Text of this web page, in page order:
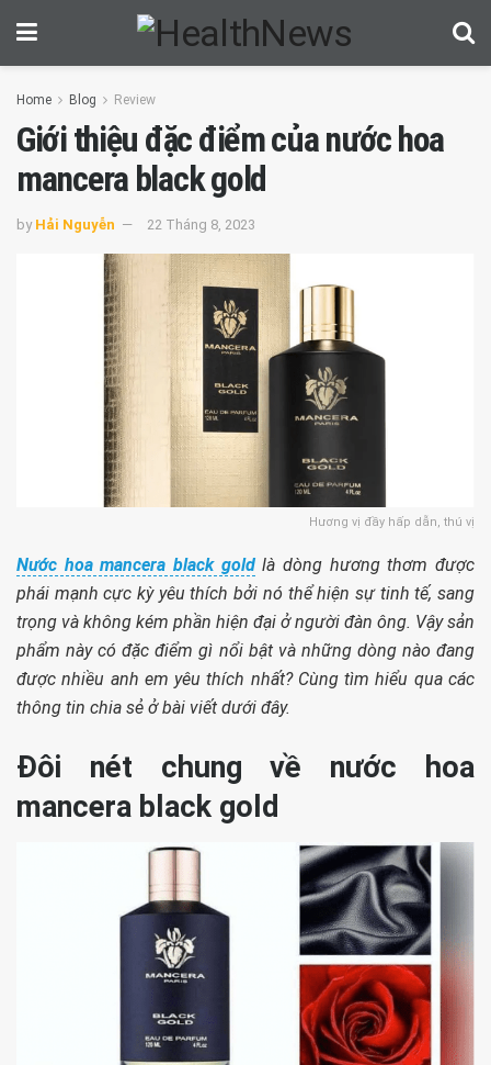
Home Blog Review
Giới thiệu đặc điểm của nước hoa
mancera black gold
by Hải Nguyễn 22 Tháng 8, 2023
Hương vị đầy hấp dẫn, thú vị
Nước hoa mancera black goldlà dòng hương thơm được
phái mạnh cực kỳ yêu thích bởi nó thể hiện sự tinh tế, sang
trọng và không kém phần hiện đại ở người đàn ông. Vậy sản
phẩm này có đặc điểm gì nổi bật và những dòng nào đang
được nhiều anh em yêu thích nhất? Cùng tìm hiểu qua các
thông tin chia sẻ ở bài viết dưới đây.
Đôi nét chung về nước hoa
mancera black gold